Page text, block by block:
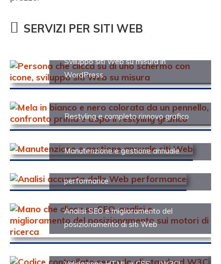
SERVIZI PER SITI WEB
Sviluppo siti Web su misura in
WordPress
Restyling e completo rinnovo grafico
Manutenzione e gestione annuale
performance
Analisi SEO e miglioramento del
posizionamento di siti Web